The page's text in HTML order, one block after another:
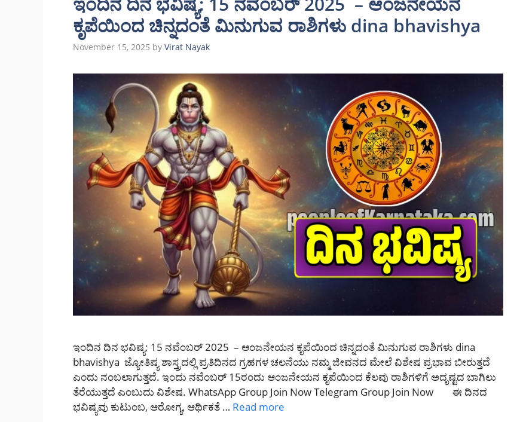
ಕೃಪೆಯಿಂದ ಚಿನ್ನದಂತೆ ಮಿನುಗುವ ರಾಶಿಗಳು dina bhavishya
November 15, 2025 by Virat Nayak
ಇಂದಿನ ದಿನ ಭವಿಷ್ಯ: 15 ನವೆಂಬರ್ 2025 – ಆಂಜನೇಯನ ಕೃಪೆಯಿಂದ ಚಿನ್ನದಂತೆ ಮಿನುಗುವ ರಾಶಿಗಳು dina
bhavishya ಜ್ಯೋತಿಷ್ಯ ಶಾಸ್ತ್ರದಲ್ಲಿ ಪ್ರತಿದಿನದ ಗ್ರಹಗಳ ಚಲನೆಯು ನಮ್ಮ ಜೀವನದ ಮೇಲೆ ವಿಶೇಷ ಪ್ರಭಾವ ಬೀರುತ್ತದೆ
ಎಂದು ನಂಬಲಾಗುತ್ತದೆ. ಇಂದು ನವೆಂಬರ್ 15ರಂದು ಆಂಜನೇಯನ ಕೃಪೆಯಿಂದ ಕೆಲವು ರಾಶಿಗಳಿಗೆ ಅದೃಷ್ಟದ ಬಾಗಿಲು
ತೆರೆಯುತ್ತದೆ ಎಂಬುದು ವಿಶೇಷ. WhatsApp Group Join Now Telegram Group Join Now ಈ ದಿನದ
ಭವಿಷ್ಯವು ಕುಟುಂಬ, ಆರೋಗ್ಯ, ಆರ್ಥಿಕತೆ … Read more